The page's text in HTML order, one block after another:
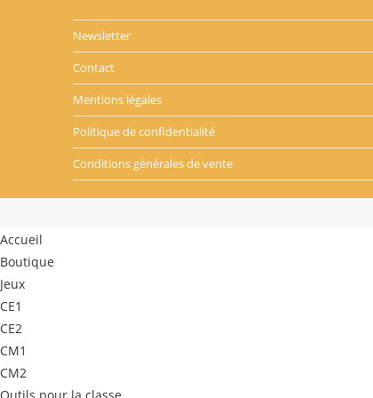
Newsletter
Contact
Mentions légales
Politique de confidentialité
Conditions générales de vente
Accueil
Boutique
Jeux
CE1
CE2
CM1
CM2